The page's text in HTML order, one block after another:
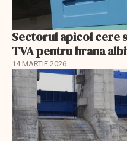
Sectorul apicol cere
TVA pentru hrana
14 MARTIE 2026
EXCLUSIV